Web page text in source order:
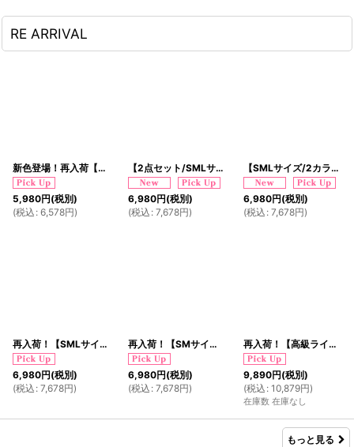
RE ARRIVAL
新色登場！再入荷【SMLサイズ/4カラー/2点セット】 アシンメトリー 龍柄 レース チャイナドレス チャイナ服 ミニ ミディアム コスプレ イベント ハロウィン キャバドレス
5,980円(税別)
(税込 : 6,578円)
【2点セット/SMLサイズ/2カラー】編み上げ レースアップ 花柄 デコルテカット リボン レース スリット パフスリーブ 美胸 谷間魅せ 美脚 チャイナドレス チャイナ服 ミニ コスプレ イベント ハロウィン キャバドレス
6,980円(税別)
(税込 : 7,678円)
【SMLサイズ/2カラー】蝶々柄 ウエスト編み上げ レースアップ デコルテカット リボン レース スリット パフスリーブ 美胸 谷間魅せ 美脚 チャイナドレス チャイナ服 ミニ コスプレ イベント ハロウィン キャバドレス
6,980円(税別)
(税込 : 7,678円)
再入荷！【SMLサイズ/2カラー/3点セット】蝶々柄 アシンメトリー レース 花柄 フリル シフォン ミニ 豪華 帯 花魁 着物 ドレス コスプレ イベント ハロウィン キャバドレス
6,980円(税別)
(税込 : 7,678円)
再入荷！【SMサイズ/2カラー】ツイード フリル 背中隠し スリット ワンピース タイト ミニドレス キャバドレス
6,980円(税別)
(税込 : 7,678円)
再入荷！【高級ライン】【2点セット】シフォン 和柄 レース コルセット風 レースアップ ロング 豪華 リボン 花魁 着物 ドレス コスプレ イベント ハロウィン
9,890円(税別)
(税込 : 10,879円)
在庫数 在庫なし
もっと見る